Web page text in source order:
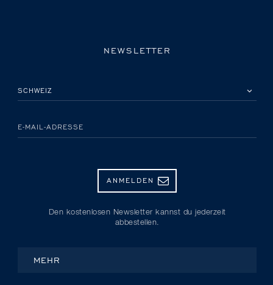
NEWSLETTER
E-MAIL-ADRESSE
ANMELDEN
Den kostenlosen Newsletter kannst du jederzeit
abbestellen.
MEHR